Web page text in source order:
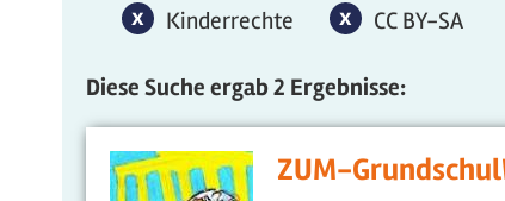
xKinderrechte-Filter entfernen
Kinderrechte xCC BY-SA-
CC BY-SA
Diese Suche ergab 2 Ergebnisse:
ZUM-